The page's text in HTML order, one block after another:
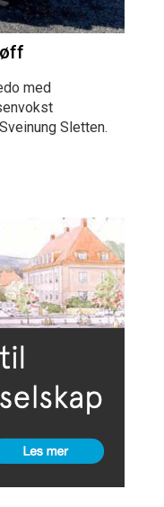
med
Sletten.